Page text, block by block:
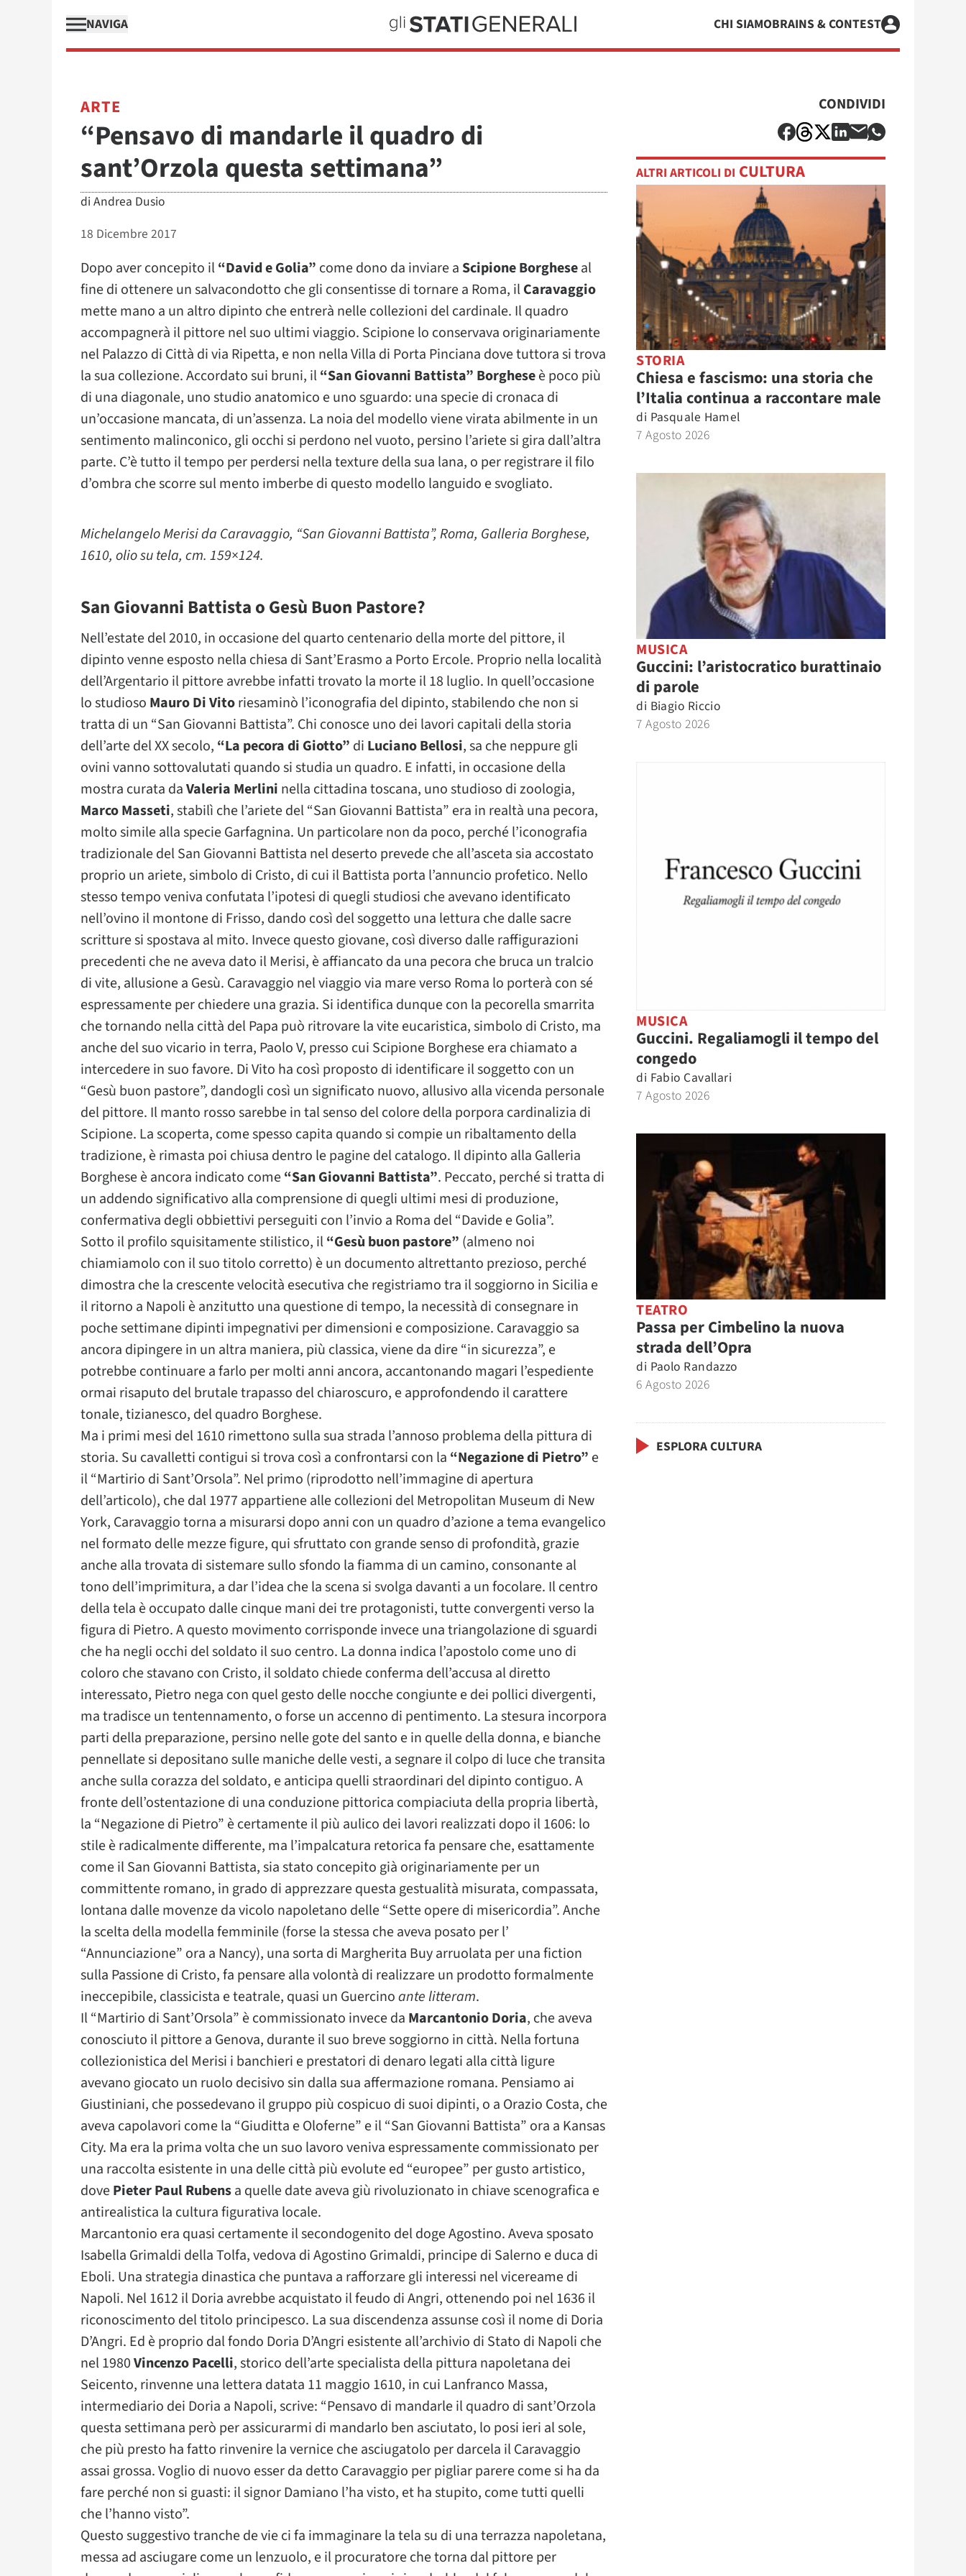
NAVIGA CHI SIAMOBRAINS & CONTEST
ARTE
“Pensavo di mandarle il quadro di
sant’Orzola questa settimana”
di Andrea Dusio
18 Dicembre 2017
Dopo aver concepito il“David e Golia” come dono da inviare a Scipione Borgheseal
fine di ottenere un salvacondotto che gli consentisse di tornare a Roma, ilCaravaggio
mette mano a un altro dipinto che entrerà nelle collezioni del cardinale. Il quadro
accompagnerà il pittore nel suo ultimi viaggio. Scipione lo conservava originariamente
nel Palazzo di Città di via Ripetta, e non nella Villa di Porta Pinciana dove tuttora si trova
la sua collezione. Accordato sui bruni, il“San Giovanni Battista” Borgheseè poco più
di una diagonale, uno studio anatomico e uno sguardo: una specie di cronaca di
un’occasione mancata, di un’assenza. La noia del modello viene virata abilmente in un
sentimento malinconico, gli occhi si perdono nel vuoto, persino l’ariete si gira dall’altra
parte. C’è tutto il tempo per perdersi nella texture della sua lana, o per registrare il filo
d’ombra che scorre sul mento imberbe di questo modello languido e svogliato.
Michelangelo Merisi da Caravaggio, “San Giovanni Battista”, Roma, Galleria Borghese,
1610, olio su tela, cm. 159×124.
San Giovanni Battista o Gesù Buon Pastore?
Nell’estate del 2010, in occasione del quarto centenario della morte del pittore, il
dipinto venne esposto nella chiesa di Sant’Erasmo a Porto Ercole. Proprio nella località
dell’Argentario il pittore avrebbe infatti trovato la morte il 18 luglio. In quell’occasione
lo studioso Mauro Di Vitoriesaminò l’iconografia del dipinto, stabilendo che non si
tratta di un “San Giovanni Battista”. Chi conosce uno dei lavori capitali della storia
dell’arte del XX secolo, “La pecora di Giotto” di Luciano Bellosi, sa che neppure gli
ovini vanno sottovalutati quando si studia un quadro. E infatti, in occasione della
mostra curata daValeria Merlini nella cittadina toscana, uno studioso di zoologia,
Marco Masseti, stabilì che l’ariete del “San Giovanni Battista” era in realtà una pecora,
molto simile alla specie Garfagnina. Un particolare non da poco, perché l’iconografia
tradizionale del San Giovanni Battista nel deserto prevede che all’asceta sia accostato
proprio un ariete, simbolo di Cristo, di cui il Battista porta l’annuncio profetico. Nello
stesso tempo veniva confutata l’ipotesi di quegli studiosi che avevano identificato
nell’ovino il montone di Frisso, dando così del soggetto una lettura che dalle sacre
scritture si spostava al mito. Invece questo giovane, così diverso dalle raffigurazioni
precedenti che ne aveva dato il Merisi, è affiancato da una pecora che bruca un tralcio
di vite, allusione a Gesù. Caravaggio nel viaggio via mare verso Roma lo porterà con sé
espressamente per chiedere una grazia. Si identifica dunque con la pecorella smarrita
che tornando nella città del Papa può ritrovare la vite eucaristica, simbolo di Cristo, ma
anche del suo vicario in terra, Paolo V, presso cui Scipione Borghese era chiamato a
intercedere in suo favore. Di Vito ha così proposto di identificare il soggetto con un
“Gesù buon pastore”, dandogli così un significato nuovo, allusivo alla vicenda personale
del pittore. Il manto rosso sarebbe in tal senso del colore della porpora cardinalizia di
Scipione. La scoperta, come spesso capita quando si compie un ribaltamento della
tradizione, è rimasta poi chiusa dentro le pagine del catalogo. Il dipinto alla Galleria
Borghese è ancora indicato come“San Giovanni Battista”. Peccato, perché si tratta di
un addendo significativo alla comprensione di quegli ultimi mesi di produzione,
confermativa degli obbiettivi perseguiti con l’invio a Roma del “Davide e Golia”.
Sotto il profilo squisitamente stilistico, il“Gesù buon pastore” (almeno noi
chiamiamolo con il suo titolo corretto) è un documento altrettanto prezioso, perché
dimostra che la crescente velocità esecutiva che registriamo tra il soggiorno in Sicilia e
il ritorno a Napoli è anzitutto una questione di tempo, la necessità di consegnare in
poche settimane dipinti impegnativi per dimensioni e composizione. Caravaggio sa
ancora dipingere in un altra maniera, più classica, viene da dire “in sicurezza”, e
potrebbe continuare a farlo per molti anni ancora, accantonando magari l’espediente
ormai risaputo del brutale trapasso del chiaroscuro, e approfondendo il carattere
tonale, tizianesco, del quadro Borghese.
Ma i primi mesi del 1610 rimettono sulla sua strada l’annoso problema della pittura di
storia. Su cavalletti contigui si trova così a confrontarsi con la “Negazione di Pietro” e
il “Martirio di Sant’Orsola”. Nel primo (riprodotto nell’immagine di apertura
dell’articolo), che dal 1977 appartiene alle collezioni del Metropolitan Museum di New
York, Caravaggio torna a misurarsi dopo anni con un quadro d’azione a tema evangelico
nel formato delle mezze figure, qui sfruttato con grande senso di profondità, grazie
anche alla trovata di sistemare sullo sfondo la fiamma di un camino, consonante al
tono dell’imprimitura, a dar l’idea che la scena si svolga davanti a un focolare. Il centro
della tela è occupato dalle cinque mani dei tre protagonisti, tutte convergenti verso la
figura di Pietro. A questo movimento corrisponde invece una triangolazione di sguardi
che ha negli occhi del soldato il suo centro. La donna indica l’apostolo come uno di
coloro che stavano con Cristo, il soldato chiede conferma dell’accusa al diretto
interessato, Pietro nega con quel gesto delle nocche congiunte e dei pollici divergenti,
ma tradisce un tentennamento, o forse un accenno di pentimento. La stesura incorpora
parti della preparazione, persino nelle gote del santo e in quelle della donna, e bianche
pennellate si depositano sulle maniche delle vesti, a segnare il colpo di luce che transita
anche sulla corazza del soldato, e anticipa quelli straordinari del dipinto contiguo. A
fronte dell’ostentazione di una conduzione pittorica compiaciuta della propria libertà,
la “Negazione di Pietro” è certamente il più aulico dei lavori realizzati dopo il 1606: lo
stile è radicalmente differente, ma l’impalcatura retorica fa pensare che, esattamente
come il San Giovanni Battista, sia stato concepito già originariamente per un
committente romano, in grado di apprezzare questa gestualità misurata, compassata,
lontana dalle movenze da vicolo napoletano delle “Sette opere di misericordia”. Anche
la scelta della modella femminile (forse la stessa che aveva posato per l’
“Annunciazione” ora a Nancy), una sorta di Margherita Buy arruolata per una fiction
sulla Passione di Cristo, fa pensare alla volontà di realizzare un prodotto formalmente
ineccepibile, classicista e teatrale, quasi un Guercinoante litteram.
Il “Martirio di Sant’Orsola” è commissionato invece da Marcantonio Doria, che aveva
conosciuto il pittore a Genova, durante il suo breve soggiorno in città. Nella fortuna
collezionistica del Merisi i banchieri e prestatori di denaro legati alla città ligure
avevano giocato un ruolo decisivo sin dalla sua affermazione romana. Pensiamo ai
Giustiniani, che possedevano il gruppo più cospicuo di suoi dipinti, o a Orazio Costa, che
aveva capolavori come la “Giuditta e Oloferne” e il “San Giovanni Battista” ora a Kansas
City. Ma era la prima volta che un suo lavoro veniva espressamente commissionato per
una raccolta esistente in una delle città più evolute ed “europee” per gusto artistico,
dovePieter Paul Rubensa quelle date aveva giù rivoluzionato in chiave scenografica e
antirealistica la cultura figurativa locale.
Marcantonio era quasi certamente il secondogenito del doge Agostino. Aveva sposato
Isabella Grimaldi della Tolfa, vedova di Agostino Grimaldi, principe di Salerno e duca di
Eboli. Una strategia dinastica che puntava a rafforzare gli interessi nel vicereame di
Napoli. Nel 1612 il Doria avrebbe acquistato il feudo di Angri, ottenendo poi nel 1636 il
riconoscimento del titolo principesco. La sua discendenza assunse così il nome di Doria
D’Angri. Ed è proprio dal fondo Doria D’Angri esistente all’archivio di Stato di Napoli che
nel 1980Vincenzo Pacelli, storico dell’arte specialista della pittura napoletana dei
Seicento, rinvenne una lettera datata 11 maggio 1610, in cui Lanfranco Massa,
intermediario dei Doria a Napoli, scrive: “Pensavo di mandarle il quadro di sant’Orzola
questa settimana però per assicurarmi di mandarlo ben asciutato, lo posi ieri al sole,
che più presto ha fatto rinvenire la vernice che asciugatolo per darcela il Caravaggio
assai grossa. Voglio di nuovo esser da detto Caravaggio per pigliar parere come si ha da
fare perché non si guasti: il signor Damiano l’ha visto, et ha stupito, come tutti quelli
che l’hanno visto”.
Questo suggestivo tranche de vie ci fa immaginare la tela su di una terrazza napoletana,
messa ad asciugare come un lenzuolo, e il procuratore che torna dal pittore per
CONDIVIDI
ALTRI ARTICOLI DI CULTURA
STORIA
Chiesa e fascismo: una storia che
l’Italia continua a raccontare male
di Pasquale Hamel
7 Agosto 2026
MUSICA
Guccini: l’aristocratico burattinaio
di parole
di Biagio Riccio
7 Agosto 2026
MUSICA
Guccini. Regaliamogli il tempo del
congedo
di Fabio Cavallari
7 Agosto 2026
TEATRO
Passa per Cimbelino la nuova
strada dell’Opra
di Paolo Randazzo
6 Agosto 2026
ESPLORA CULTURA